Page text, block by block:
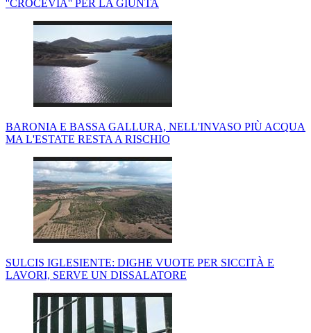
''CROCEVIA'' PER LA GIUNTA
BARONIA E BASSA GALLURA, NELL'INVASO PIÙ ACQUA
MA L'ESTATE RESTA A RISCHIO
SULCIS IGLESIENTE: DIGHE VUOTE PER SICCITÀ E
LAVORI, SERVE UN DISSALATORE